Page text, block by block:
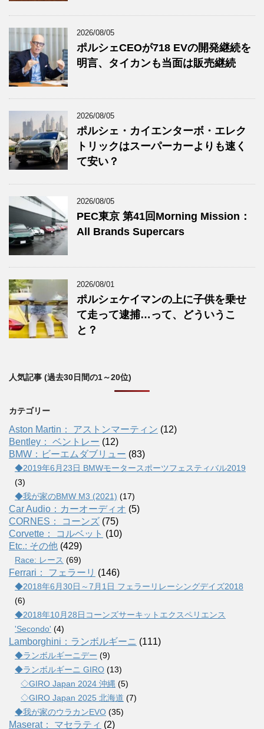
2026/08/05
ポルシェCEOが718 EVの開発継続を
明言、タイカンも当面は販売継続
2026/08/05
ポルシェ・カイエンターボ・エレク
トリックはスーパーカーよりも速く
て安い？
2026/08/05
PEC東京 第41回Morning Mission：
All Brands Supercars
2026/08/01
ポルシェケイマンの上に子供を乗せ
て走って逮捕…って、どういうこ
と？
人気記事 (過去30日間の1～20位)
カテゴリー
Aston Martin： アストンマーティン (12)
Bentley： ベントレー (12)
BMW：ビーエムダブリュー (83)
◆2019年6月23日 BMWモータースポーツフェスティバル2019
(3)
◆我が家のBMW M3 (2021) (17)
Car Audio：カーオーディオ (5)
CORNES： コーンズ (75)
Corvette： コルベット (10)
Etc.: その他 (429)
Race: レース (69)
Ferrari： フェラーリ (146)
◆2018年6月30日～7月1日 フェラーリレーシングデイズ2018
(6)
◆2018年10月28日コーンズサーキットエクスペリエンス
'Secondo' (4)
Lamborghini：ランボルギーニ (111)
◆ランボルギーニデー (9)
◆ランボルギーニ GIRO (13)
◇GIRO Japan 2024 沖縄 (5)
◇GIRO Japan 2025 北海道 (7)
◆我が家のウラカンEVO (35)
Maserat： マセラティ (2)